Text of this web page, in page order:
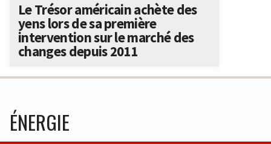
Le Trésor américain achète des
yens lors de sa première
intervention sur le marché des
changes depuis 2011
ÉNERGIE